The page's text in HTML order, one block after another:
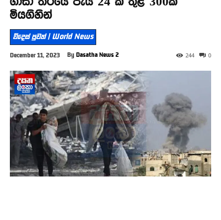
මියගිහින්
විදෙස් පුවත් | World News
December 11, 2023 By Dasatha News 2 0
244